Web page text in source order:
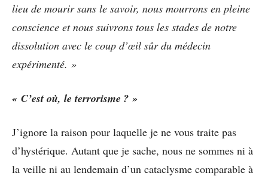
lieu de mourir sans le savoir, nous mourrons en pleine
conscience et nous suivrons tous les stades de notre
dissolution avec le coup d’œil sûr du médecin
expérimenté. »
« C’est où, le terrorisme ? »
J’ignore la raison pour laquelle je ne vous traite pas
d’hystérique. Autant que je sache, nous ne sommes ni à
la veille ni au lendemain d’un cataclysme comparable à